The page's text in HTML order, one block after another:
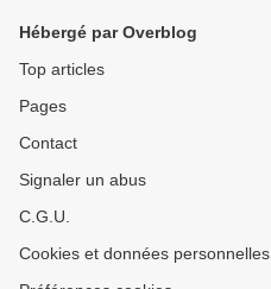
Hébergé par Overblog
Top articles
Pages
Contact
Signaler un abus
C.G.U.
Cookies et données personnelles